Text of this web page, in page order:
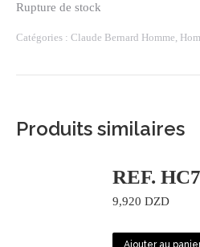
Rupture de stock
Catégories : Claude Bernard Homme,
Produits similaires
REF.
9,920 DZD
Ajouter au